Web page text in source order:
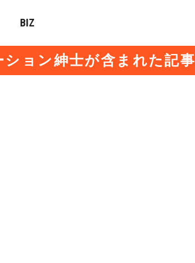
BIZ
ション紳士が含まれた記事